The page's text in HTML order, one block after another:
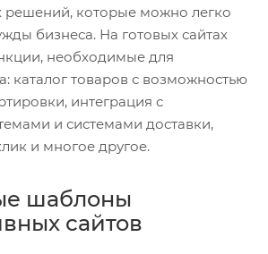
решений, которые можно легко
бизнеса. На готовых сайтах
необходимые для
каталог товаров с возможностью
интеграция с
и системами доставки,
и многое другое.
шаблоны
сайтов